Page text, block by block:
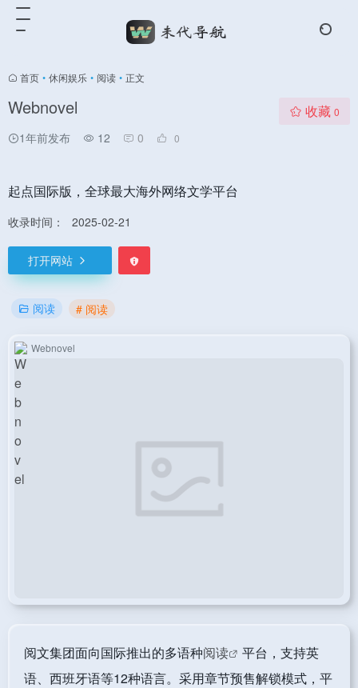
首页 • 休闲娱乐 • 阅读 • 正文
Webnovel
1年前发布 12 0 0
收藏 0
起点国际版，全球最大海外网络文学平台
收录时间： 2025-02-21
打开网站
阅读 # 阅读
Webnovel
阅文集团面向国际推出的多语种阅读
平台，支持英
语、西班牙语等12种语言。采用章节预售解锁模式，平